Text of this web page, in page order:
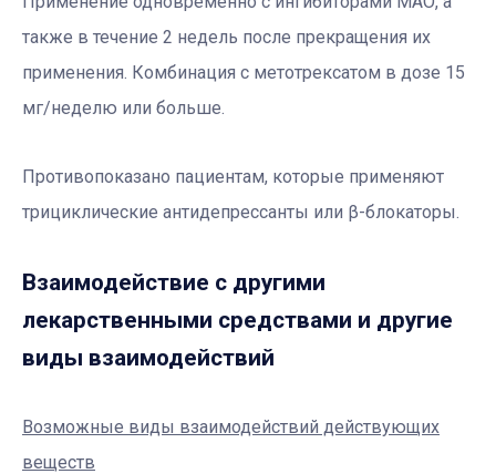
также в течение 2 недель после прекращения их
применения. Комбинация с метотрексатом в дозе 15
мг/неделю или больше.
Противопоказано пациентам, которые применяют
трициклические антидепрессанты или β-блокаторы.
Взаимодействие с другими
лекарственными средствами и другие
виды взаимодействий
Возможные виды взаимодействий действующих
веществ